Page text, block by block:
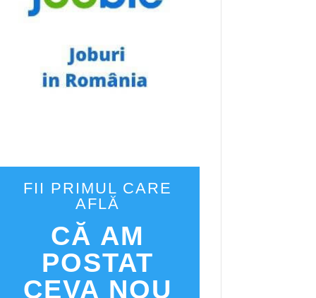
FII PRIMUL CARE
AFLĂ
CĂ AM
POSTAT
CEVA NOU